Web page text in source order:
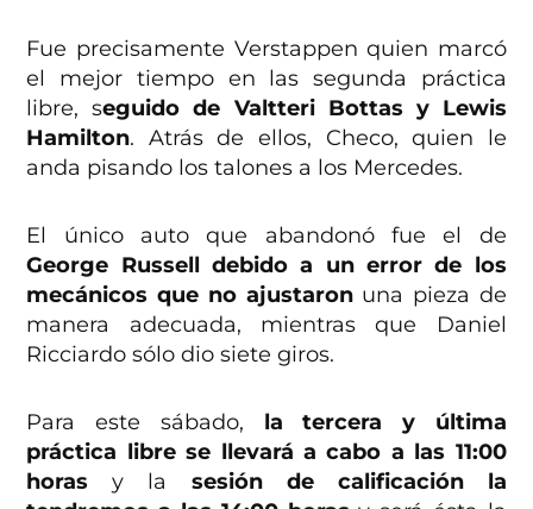
Fue precisamente Verstappen quien marcó
el mejor tiempo en las segunda práctica
libre, seguido de Valtteri Bottas y Lewis
Hamilton. Atrás de ellos, Checo, quien le
anda pisando los talones a los Mercedes.
El único auto que abandonó fue el de
George Russell debido a un error de los
mecánicos que no ajustaronuna pieza de
manera adecuada, mientras que Daniel
Ricciardo sólo dio siete giros.
Para este sábado, la tercera y última
práctica libre se llevará a cabo a las 11:00
horas y la
sesión de calificación la